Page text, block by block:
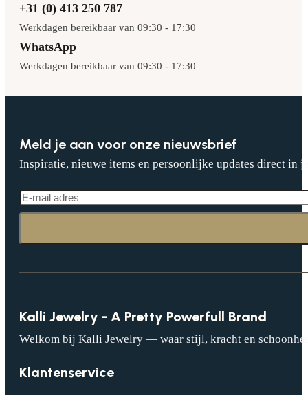
+31 (0) 413 250 787
Werkdagen bereikbaar van 09:30 - 17:30
WhatsApp
Werkdagen bereikbaar van 09:30 - 17:30
Meld je aan voor onze nieuwsbrief
Inspiratie, nieuwe items en persoonlijke updates direct in
Kalli Jewelry - A Pretty Powerfull Brand
Welkom bij Kalli Jewelry — waar stijl, kracht en
Klantenservice